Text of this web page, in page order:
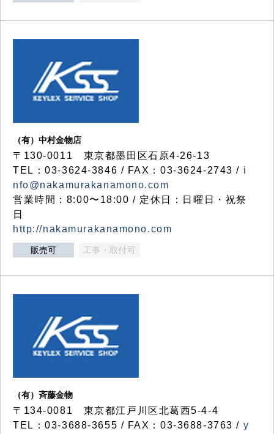
（有）中村金物店
〒130-0011 東京都墨田区石原4-26-13
TEL：03-3624-3846 / FAX：03-3624-2743 / i
nfo@nakamurakanamono.com
営業時間：8:00〜18:00 / 定休日：日曜日・祝祭
日
http://nakamurakanamono.com
販売可 工事・取付可
（有）斉藤金物
〒134-0081 東京都江戸川区北葛西5-4-4
TEL：03-3688-3655 / FAX：03-3688-3763 / y